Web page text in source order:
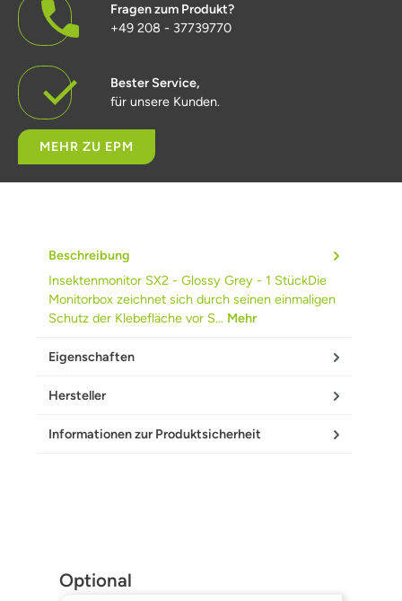
Fragen zum Produkt?
+49 208 - 37739770
Bester Service,
für unsere Kunden.
MEHR ZU EPM
Beschreibung
Insektenmonitor SX2 - Glossy Grey - 1 StückDie
Monitorbox zeichnet sich durch seinen einmaligen
Schutz der Klebefläche vor S… Mehr
Eigenschaften
Hersteller
Informationen zur Produktsicherheit
Produktgalerie überspringen
Optional